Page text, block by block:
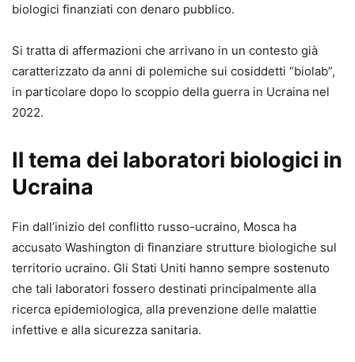
biologici finanziati con denaro pubblico.
Si tratta di affermazioni che arrivano in un contesto già
caratterizzato da anni di polemiche sui cosiddetti “biolab”,
in particolare dopo lo scoppio della guerra in Ucraina nel
2022.
Il tema dei laboratori biologici in
Ucraina
Fin dall’inizio del conflitto russo-ucraino, Mosca ha
accusato Washington di finanziare strutture biologiche sul
territorio ucraino. Gli Stati Uniti hanno sempre sostenuto
che tali laboratori fossero destinati principalmente alla
ricerca epidemiologica, alla prevenzione delle malattie
infettive e alla sicurezza sanitaria.